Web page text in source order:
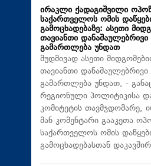
ირაკლი ქადაგიშვილი
საქართველოს ომის
გამოცხადებაზე: ასეთი
თავიანთი
გამართლება უნდათ
მუდმივად ასეთი
თავიანთი
გამართლება უნდათ, -
რეგიონული პოლიტიკისა
კომიტეტის თავმჯდომარე,
მან კომენტარი გააკეთა
საქართველოს ომის
გამოცხადებასთან